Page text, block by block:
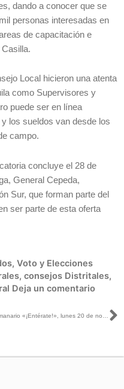
dando a conocer que se
personas interesadas en
de capacitación e
Local hicieron una atenta
como Supervisores y
puede ser en línea
y los sueldos van desde los
campo.
concluye el 28 de
General Cepeda,
Sur, que forman parte del
ser parte de esta oferta
, Voto y Elecciones
, consejos Distritales,
Deja un comentario